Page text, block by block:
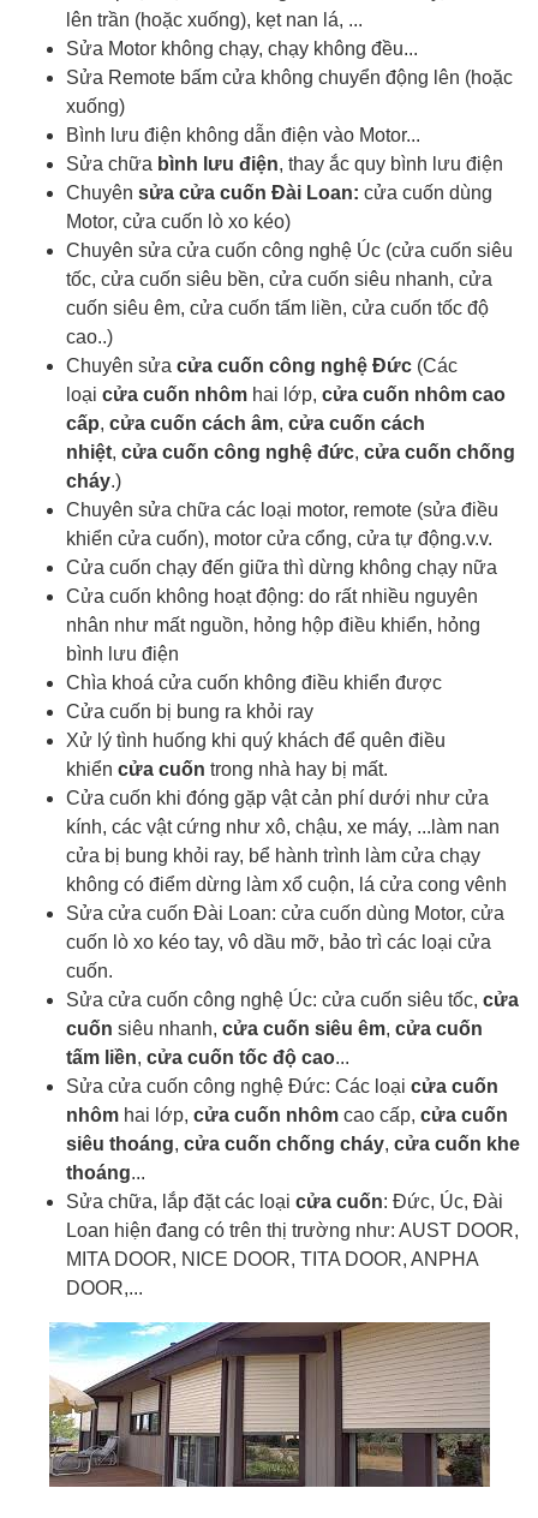
lên trần (hoặc xuống), kẹt nan lá, ...
Sửa Motor không chạy, chạy không đều...
Sửa Remote bấm cửa không chuyển động lên (hoặc
xuống)
Bình lưu điện không dẫn điện vào Motor...
Sửa chữa bình lưu điện, thay ắc quy bình lưu điện
Chuyên sửa cửa cuốn Đài Loan: cửa cuốn dùng
Motor, cửa cuốn lò xo kéo)
Chuyên sửa cửa cuốn công nghệ Úc (cửa cuốn siêu
tốc, cửa cuốn siêu bền, cửa cuốn siêu nhanh, cửa
cuốn siêu êm, cửa cuốn tấm liền, cửa cuốn tốc độ
cao..)
Chuyên sửa cửa cuốn công nghệ Đức (Các
loại cửa cuốn nhôm hai lớp, cửa cuốn nhôm cao
cấp, cửa cuốn cách âm, cửa cuốn cách
nhiệt, cửa cuốn công nghệ đức, cửa cuốn chống
cháy.)
Chuyên sửa chữa các loại motor, remote (sửa điều
khiển cửa cuốn), motor cửa cổng, cửa tự động.v.v.
Cửa cuốn chạy đến giữa thì dừng không chạy nữa
Cửa cuốn không hoạt động: do rất nhiều nguyên
nhân như mất nguồn, hỏng hộp điều khiển, hỏng
bình lưu điện
Chìa khoá cửa cuốn không điều khiển được
Cửa cuốn bị bung ra khỏi ray
Xử lý tình huống khi quý khách để quên điều
khiển cửa cuốn trong nhà hay bị mất.
Cửa cuốn khi đóng gặp vật cản phí dưới như cửa
kính, các vật cứng như xô, chậu, xe máy, ...làm nan
cửa bị bung khỏi ray, bể hành trình làm cửa chạy
không có điểm dừng làm xổ cuộn, lá cửa cong vênh
Sửa cửa cuốn Đài Loan: cửa cuốn dùng Motor, cửa
cuốn lò xo kéo tay, vô dầu mỡ, bảo trì các loại cửa
cuốn.
Sửa cửa cuốn công nghệ Úc: cửa cuốn siêu tốc, cửa
cuốn siêu nhanh, cửa cuốn siêu êm, cửa cuốn
tấm liền, cửa cuốn tốc độ cao...
Sửa cửa cuốn công nghệ Đức: Các loại cửa cuốn
nhôm hai lớp, cửa cuốn nhôm cao cấp, cửa cuốn
siêu thoáng, cửa cuốn chống cháy, cửa cuốn khe
thoáng...
Sửa chữa, lắp đặt các loại cửa cuốn: Đức, Úc, Đài
Loan hiện đang có trên thị trường như: AUST DOOR,
MITA DOOR, NICE DOOR, TITA DOOR, ANPHA
DOOR,...